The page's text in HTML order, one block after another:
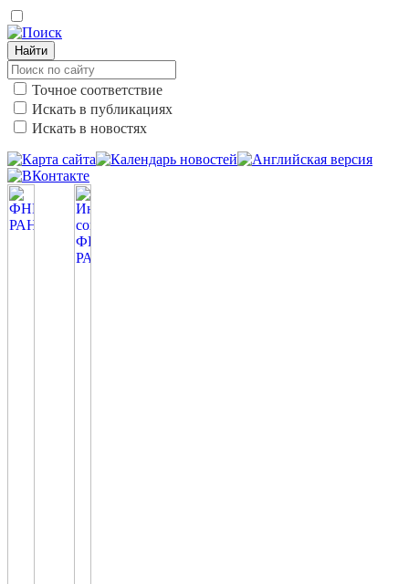
Найти
Точное соответствие
Искать в публикациях
Искать в новостях